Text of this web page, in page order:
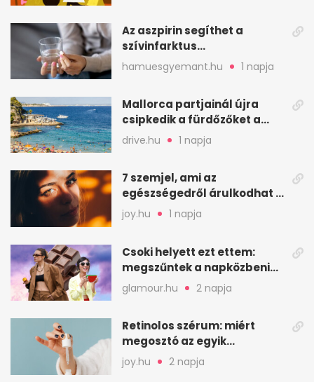
Az aszpirin segíthet a
szívinfarktus
megelőzésében, de nem
mindenkinek
hamuesgyemant.hu 1 napja
Mallorca partjainál újra
csipkedik a fürdőzőket a
halak a sekély vízben
drive.hu 1 napja
7 szemjel, ami az
egészségedről árulkodhat –
erre figyelj oda
joy.hu 1 napja
Csoki helyett ezt ettem:
megszűntek a napközbeni
nassolási rohamok
glamour.hu 2 napja
Retinolos szérum: miért
megosztó az egyik
leghatásosabb
öregedésgátló?
joy.hu 2 napja